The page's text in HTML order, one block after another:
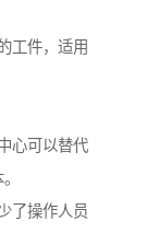
工件，适用
心可以替代
了操作人员